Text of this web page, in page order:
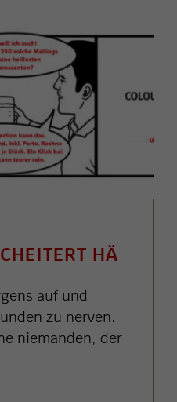
HÄ
auf und
zu nerven.
niemanden, der